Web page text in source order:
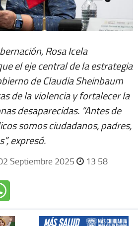
Rosa Icela
el eje central de la estrategia
de Claudia Sheinbaum
de la violencia y fortalecer la
desaparecidas. “Antes de
somos ciudadanos, padres,
expresó.
Septiembre 2025 13 58